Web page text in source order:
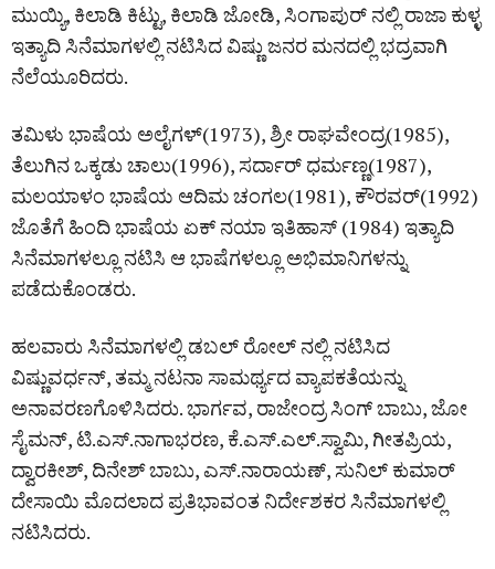
ಮುಯ್ಯಿ, ಕಿಲಾಡಿ ಕಿಟ್ಟು, ಕಿಲಾಡಿ ಜೋಡಿ, ಸಿಂಗಾಪುರ್ ನಲ್ಲಿ ರಾಜಾ ಕುಳ್ಳ
ಇತ್ಯಾದಿ ಸಿನೆಮಾಗಳಲ್ಲಿ ನಟಿಸಿದ ವಿಷ್ಣು ಜನರ ಮನದಲ್ಲಿ ಭದ್ರವಾಗಿ
ನೆಲೆಯೂರಿದರು.
ತಮಿಳು ಭಾಷೆಯ ಅಲೈಗಳ್(1973), ಶ್ರೀ ರಾಘವೇಂದ್ರ(1985),
ತೆಲುಗಿನ ಒಕ್ಕಡು ಚಾಲು(1996), ಸರ್ದಾರ್ ಧರ್ಮಣ್ಣ(1987),
ಮಲಯಾಳಂ ಭಾಷೆಯ ಆದಿಮ ಚಂಗಲ(1981), ಕೌರವರ್(1992)
ಜೊತೆಗೆ ಹಿಂದಿ ಭಾಷೆಯ ಏಕ್ ನಯಾ ಇತಿಹಾಸ್ (1984) ಇತ್ಯಾದಿ
ಸಿನೆಮಾಗಳಲ್ಲೂ ನಟಿಸಿ ಆ ಭಾಷೆಗಳಲ್ಲೂ ಅಭಿಮಾನಿಗಳನ್ನು
ಪಡೆದುಕೊಂಡರು.
ಹಲವಾರು ಸಿನೆಮಾಗಳಲ್ಲಿ ಡಬಲ್ ರೋಲ್ ನಲ್ಲಿ ನಟಿಸಿದ
ವಿಷ್ಣುವರ್ಧನ್, ತಮ್ಮ ನಟನಾ ಸಾಮರ್ಥ್ಯದ ವ್ಯಾಪಕತೆಯನ್ನು
ಅನಾವರಣಗೊಳಿಸಿದರು. ಭಾರ್ಗವ, ರಾಜೇಂದ್ರ ಸಿಂಗ್ ಬಾಬು, ಜೋ
ಸೈಮನ್, ಟಿ.ಎಸ್.ನಾಗಾಭರಣ, ಕೆ.ಎಸ್.ಎಲ್.ಸ್ವಾಮಿ, ಗೀತಪ್ರಿಯ,
ದ್ವಾರಕೀಶ್, ದಿನೇಶ್ ಬಾಬು, ಎಸ್.ನಾರಾಯಣ್, ಸುನಿಲ್ ಕುಮಾರ್
ದೇಸಾಯಿ ಮೊದಲಾದ ಪ್ರತಿಭಾವಂತ ನಿರ್ದೇಶಕರ ಸಿನೆಮಾಗಳಲ್ಲಿ
ನಟಿಸಿದರು.